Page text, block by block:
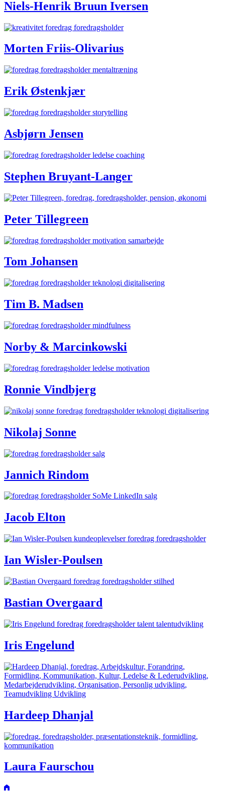
Niels-Henrik Bruun Iversen
Morten Friis-Olivarius
Erik Østenkjær
Asbjørn Jensen
Stephen Bruyant-Langer
Peter Tillegreen
Tom Johansen
Tim B. Madsen
Norby & Marcinkowski
Ronnie Vindbjerg
Nikolaj Sonne
Jannich Rindom
Jacob Elton
Ian Wisler-Poulsen
Bastian Overgaard
Iris Engelund
Hardeep Dhanjal
Laura Faurschou